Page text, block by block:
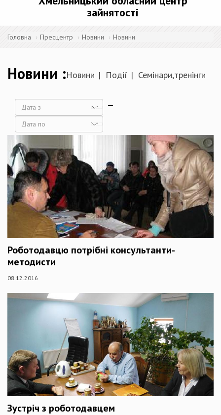
зайнятості
Головна Пресцентр Новини Новини
Новини Новини Події Семінари,тренінги
Дата
Дата
Роботодавцю потрібні консультанти-
методисти
08.12.2016
Зустріч з роботодавцем